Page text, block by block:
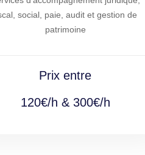
social, paie, audit et gestion de
patrimoine
Prix entre
120€/h & 300€/h